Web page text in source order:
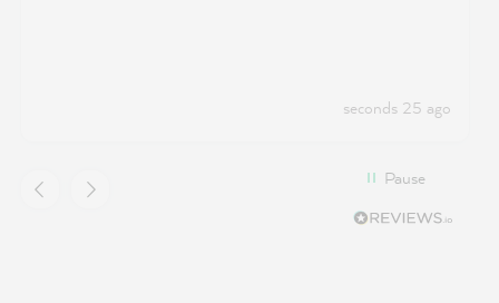
seconds 25 ago
Pause